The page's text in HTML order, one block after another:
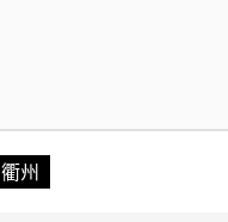
衢州